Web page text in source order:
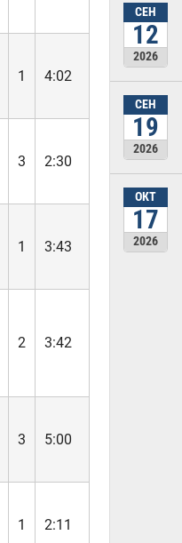
1 4:02
3
2:30
1
3:43
2
3:42
3
5:00
1
2:11
СЕН
12
2026
СЕН
19
2026
ОКТ
17
2026